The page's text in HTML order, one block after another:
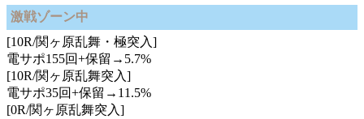
激戦ゾーン中
[10R/関ヶ原乱舞・極突入]
電サポ155回+保留→5.7%
[10R/関ヶ原乱舞突入]
電サポ35回+保留→11.5%
[0R/関ヶ原乱舞突入]